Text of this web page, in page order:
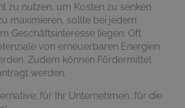
zu nutzen, um Kosten zu senken
maximieren, sollte bei jedem
Geschäftsinteresse liegen. Oft
von erneuerbaren Energien
Zudem können Fördermittel
werden.
für Ihr Unternehmen, für die